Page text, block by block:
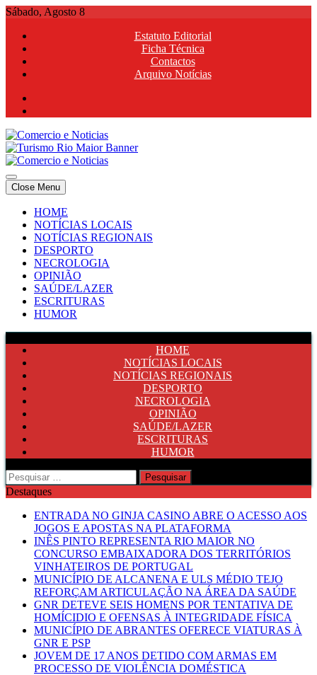
Skip
content
Sábado, Agosto 8
Estatuto Editorial
Ficha Técnica
Contactos
Arquivo Notícias
Comercio e Noticias
Notícias e Publicidade Online
Comercio e Noticias
Notícias e Publicidade Online
Close Menu
HOME
NOTÍCIAS LOCAIS
NOTÍCIAS REGIONAIS
DESPORTO
NECROLOGIA
OPINIÃO
SAÚDE/LAZER
ESCRITURAS
HUMOR
HOME
NOTÍCIAS LOCAIS
NOTÍCIAS REGIONAIS
DESPORTO
NECROLOGIA
OPINIÃO
SAÚDE/LAZER
ESCRITURAS
HUMOR
Pesquisar
por:
Destaques
ENTRADA NO GINJA CASINO ABRE O ACESSO AOS
JOGOS E APOSTAS NA PLATAFORMA
INÊS PINTO REPRESENTA RIO MAIOR NO
CONCURSO EMBAIXADORA DOS TERRITÓRIOS
VINHATEIROS DE PORTUGAL
MUNICÍPIO DE ALCANENA E ULS MÉDIO TEJO
REFORÇAM ARTICULAÇÃO NA ÁREA DA SAÚDE
GNR DETEVE SEIS HOMENS POR TENTATIVA DE
HOMÍCIDIO E OFENSAS À INTEGRIDADE FÍSICA
MUNICÍPIO DE ABRANTES OFERECE VIATURAS À
GNR E PSP
JOVEM DE 17 ANOS DETIDO COM ARMAS EM
PROCESSO DE VIOLÊNCIA DOMÉSTICA